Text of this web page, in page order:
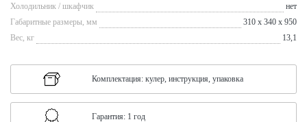
Холодильник / шкафчик
нет
Габаритные размеры, мм
310 x 340 x 950
Вес, кг
13,1
Комплектация: кулер, инструкция, упаковка
Гарантия: 1 год